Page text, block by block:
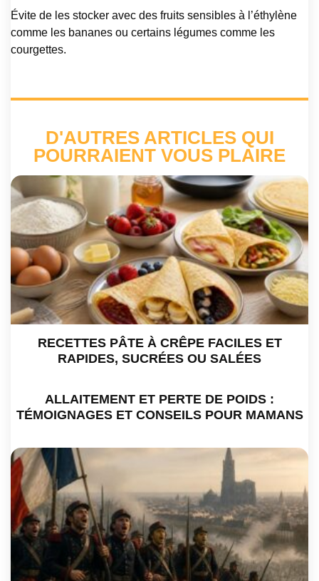
Évite de les stocker avec des fruits sensibles à l’éthylène
comme les bananes ou certains légumes comme les
courgettes.
D'AUTRES ARTICLES QUI
POURRAIENT VOUS PLAIRE
RECETTES PÂTE À CRÊPE FACILES ET
RAPIDES, SUCRÉES OU SALÉES
ALLAITEMENT ET PERTE DE POIDS :
TÉMOIGNAGES ET CONSEILS POUR MAMANS